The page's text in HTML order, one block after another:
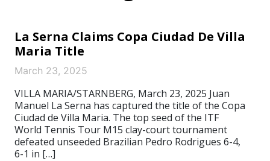
La Serna Claims Copa Ciudad De Villa
Maria Title
March 23, 2025
VILLA MARIA/STARNBERG, March 23, 2025 Juan
Manuel La Serna has captured the title of the Copa
Ciudad de Villa Maria. The top seed of the ITF
World Tennis Tour M15 clay-court tournament
defeated unseeded Brazilian Pedro Rodrigues 6-4,
6-1 in […]